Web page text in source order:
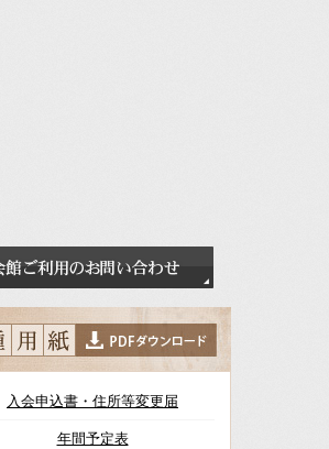
入会申込書・住所等変更届
年間予定表